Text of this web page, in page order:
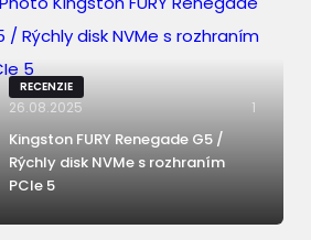
RECENZIE
26.08.2025 1
Kingston FURY Renegade G5 /
Rýchly disk NVMe s rozhraním
PCIe 5